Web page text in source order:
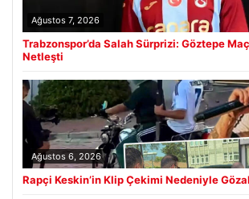
Ağustos 7, 2026
Trabzonspor’da Salah Sürprizi: Göztepe
Netleşti
Ağustos 6, 2026
Rapçi Keskin’in Klip Çekimi Nedeniyle